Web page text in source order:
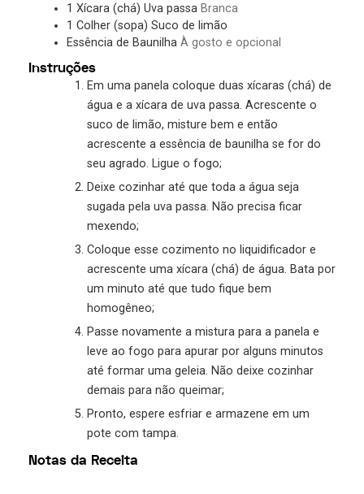
1 Xícara (chá) Uva passa Branca
1 Colher (sopa) Suco de limão
Essência de Baunilha À gosto e opcional
Instruções
Em uma panela coloque duas xícaras (chá) de
água e a xícara de uva passa. Acrescente o
suco de limão, misture bem e então
acrescente a essência de baunilha se for do
seu agrado. Ligue o fogo;
Deixe cozinhar até que toda a água seja
sugada pela uva passa. Não precisa ficar
mexendo;
Coloque esse cozimento no liquidificador e
acrescente uma xícara (chá) de água. Bata por
um minuto até que tudo fique bem
homogêneo;
Passe novamente a mistura para a panela e
leve ao fogo para apurar por alguns minutos
até formar uma geleia. Não deixe cozinhar
demais para não queimar;
Pronto, espere esfriar e armazene em um
pote com tampa.
Notas da Receita